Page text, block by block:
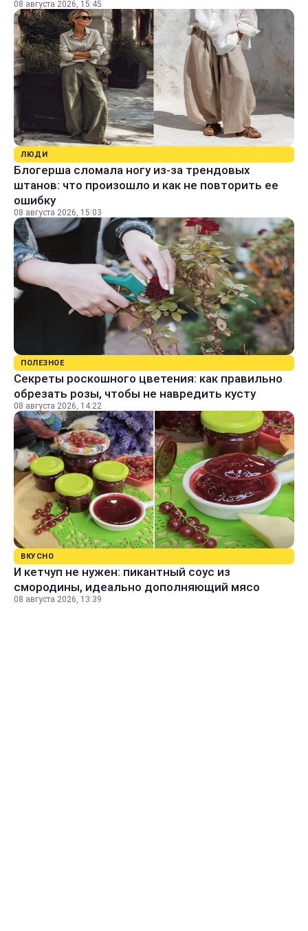
08 августа 2026, 15:45
ЛЮДИ
Блогерша сломала ногу из-за трендовых
штанов: что произошло и как не повторить ее
ошибку
08 августа 2026, 15:03
ПОЛЕЗНОЕ
Секреты роскошного цветения: как правильно
обрезать розы, чтобы не навредить кусту
08 августа 2026, 14:22
ВКУСНО
И кетчуп не нужен: пикантный соус из
смородины, идеально дополняющий мясо
08 августа 2026, 13:39